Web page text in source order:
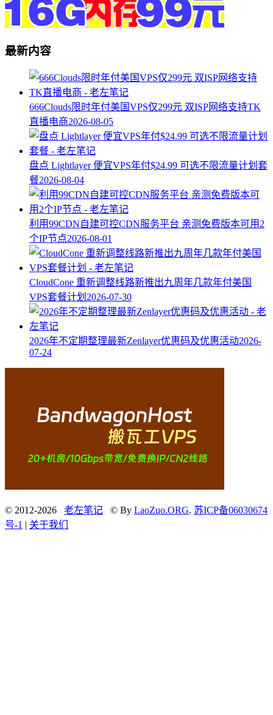
最新内容
666Clouds限时年付美国VPS仅299元 双ISP网络支持TK
直播电商2026-08-05
盘点 Lightlayer 便宜VPS年付$24.99 可选不限流量计划套
餐2026-08-04
利用99CDN自建可控CDN服务平台 亲测免费版本可用2
个IP节点2026-08-01
CloudCone 重新调整线路新推出九周年几款年付美国
VPS套餐计划 2026-07-30
2026年不定期整理最新Zenlayer优惠码及优惠活动2026-
07-24
© 2012-2026 老左笔记 © By LaoZuo.ORG. 苏ICP备06030674
号-1 | 关于我们